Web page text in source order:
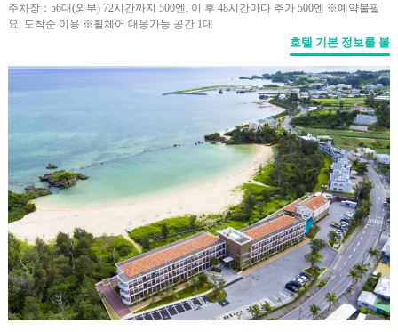
주차장：56대(외부) 72시간까지 500엔, 이 후 48시간마다 추가 500엔 ※예약불필
요, 도착순 이용 ※휠체어 대응가능 공간 1대
호텔 기본 정보를 볼